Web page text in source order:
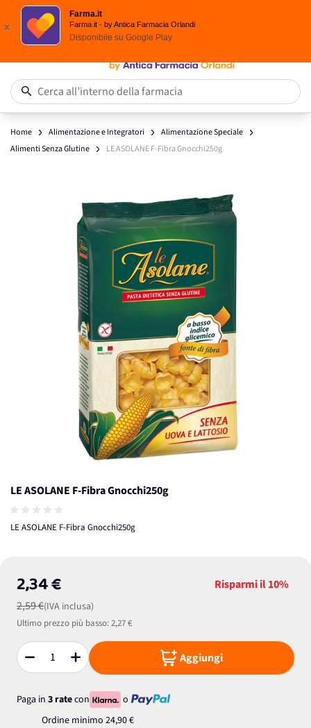
x
Farma.it
Farma.it - by Antica Farmacia Orlandi
Disponibile su Google Play
Salta al contenuto
Cerca all’interno della farmacia
Home Alimentazione e Integratori
Alimentazione Speciale
Alimenti Senza Glutine
LE ASOLANE F-Fibra Gnocchi250g
LE ASOLANE F-Fibra Gnocchi250g
LE ASOLANE F-Fibra Gnocchi250g
2,34 €
2,59 €(IVA inclusa)
Risparmi il10%
Ultimo prezzo più basso:2,27 €
Quantità Aggiungi
Paga in 3 ratecon
o
Ordine minimo 24,90 €